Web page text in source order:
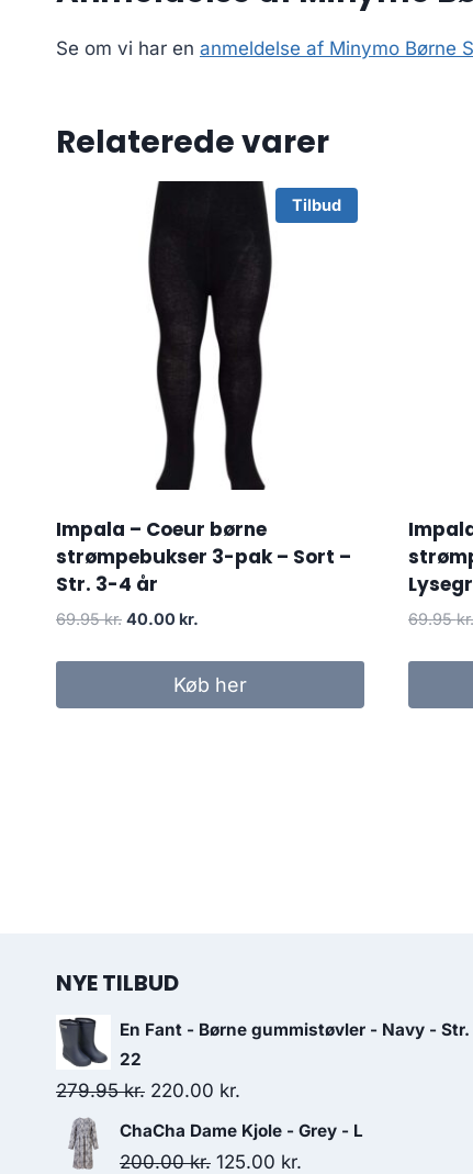
Se om vi har en anmeldelse af Minymo Børne
Relaterede varer
Tilbud
Impala – Coeur børne
strømpebukser 3-pak – Sort –
Str. 3-4 år
69.95kr. Original
69.95 kr..
40.00 kr.
40.00 kr..
Køb her
69.95kr.
NYE TILBUD
En Fant - Børne gummistøvler - Navy - Str.
22
279.95kr. Original
price
was:
220.00 kr.
price
is:
ChaCha Dame Kjole - Grey - L
200.00kr. Original
125.00 kr.